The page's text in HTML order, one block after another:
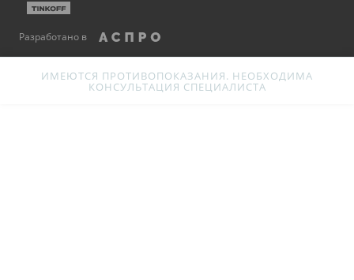
Разработано в
ИМЕЮТСЯ ПРОТИВОПОКАЗАНИЯ. НЕОБХОДИМА
КОНСУЛЬТАЦИЯ СПЕЦИАЛИСТА